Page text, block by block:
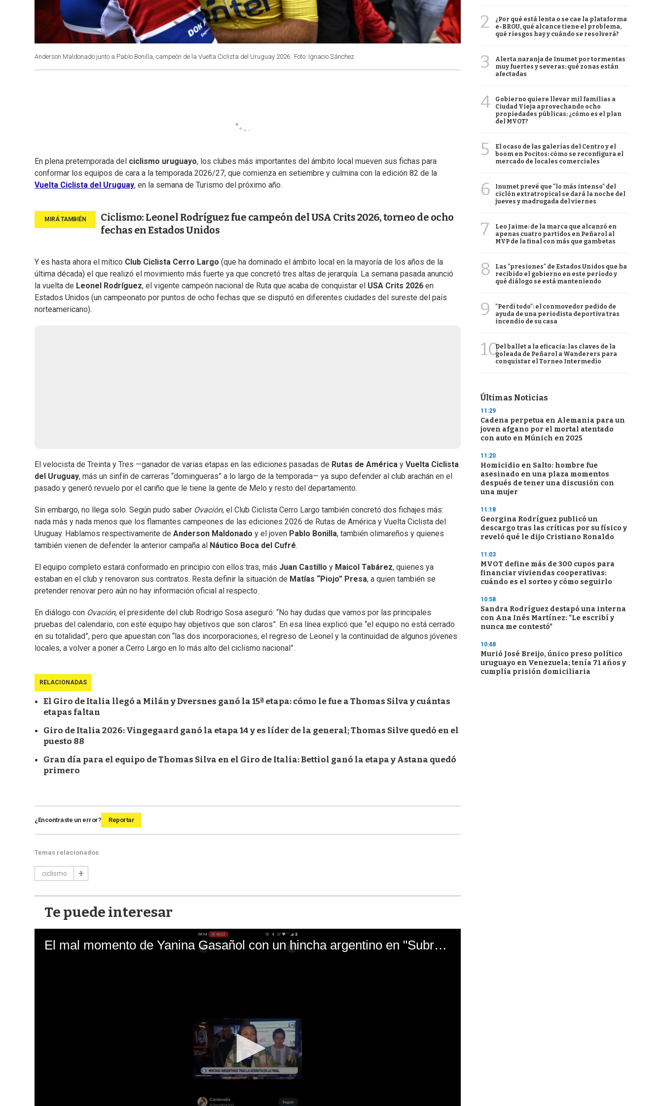
Anderson Maldonado junto a Pablo Bonilla, campeón de la Vuelta Ciclista del Uruguay 2026. Foto: Ignacio Sánchez
En plena pretemporada del ciclismo uruguayo, los clubes más importantes del ámbito local mueven sus fichas para
conformar los equipos de cara a la temporada 2026/27, que comienza en setiembre y culmina con la edición 82 de la
Vuelta Ciclista del Uruguay, en la semana de Turismo del próximo año.
Ciclismo: Leonel Rodríguez fue campeón del USA Crits 2026, torneo de ocho
fechas en Estados Unidos
Y es hasta ahora el mítico Club Ciclista Cerro Largo (que ha dominado el ámbito local en la mayoría de los años de la
última década) el que realizó el movimiento más fuerte ya que concretó tres altas de jerarquía. La semana pasada anunció
la vuelta de Leonel Rodríguez, el vigente campeón nacional de Ruta que acaba de conquistar el USA Crits 2026 en
Estados Unidos (un campeonato por puntos de ocho fechas que se disputó en diferentes ciudades del sureste del país
norteamericano).
El velocista de Treinta y Tres —ganador de varias etapas en las ediciones pasadas de Rutas de América y Vuelta Ciclista
del Uruguay, más un sinfín de carreras “domingueras” a lo largo de la temporada— ya supo defender al club arachán en el
pasado y generó revuelo por el cariño que le tiene la gente de Melo y resto del departamento.
Sin embargo, no llega solo. Según pudo saber Ovación, el Club Ciclista Cerro Largo también concretó dos fichajes más:
nada más y nada menos que los flamantes campeones de las ediciones 2026 de Rutas de América y Vuelta Ciclista del
Uruguay. Hablamos respectivamente de Anderson Maldonado y el joven Pablo Bonilla, también olimareños y quienes
también vienen de defender la anterior campaña al Náutico Boca del Cufré.
El equipo completo estará conformado en principio con ellos tras, más Juan Castillo y Maicol Tabárez, quienes ya
estaban en el club y renovaron sus contratos. Resta definir la situación de Matías “Piojo” Presa, a quien también se
pretender renovar pero aún no hay información oficial al respecto.
En diálogo con Ovación, el presidente del club Rodrigo Sosa aseguró: “No hay dudas que vamos por las principales
pruebas del calendario, con este equipo hay objetivos que son claros”. En esa línea explicó que “el equipo no está cerrado
en su totalidad”, pero que apuestan con “las dos incorporaciones, el regreso de Leonel y la continuidad de algunos jóvenes
locales, a volver a poner a Cerro Largo en lo más alto del ciclismo nacional”.
RELACIONADAS
El Giro de Italia llegó a Milán y Dversnes ganó la 15ª etapa: cómo le fue a Thomas Silva y cuántas
etapas faltan
Giro de Italia 2026: Vingegaard ganó la etapa 14 y es líder de la general; Thomas Silve quedó en el
puesto 88
Gran día para el equipo de Thomas Silva en el Giro de Italia: Bettiol ganó la etapa y Astana quedó
primero
¿Encontraste un error? Reportar
Temas relacionados
ciclismo
Te puede interesar
El mal momento de Yanina Gasañol con un hincha argentino en "Subrayado"
2
¿Por qué está lenta o se cae la plataforma
e-BROU, qué alcance tiene el problema,
qué riesgos hay y cuándo se resolverá?
3
Alerta naranja de Inumet por tormentas
muy fuertes y severas: qué zonas están
afectadas
4
Gobierno quiere llevar mil familias a
Ciudad Vieja aprovechando ocho
propiedades públicas: ¿cómo es el plan
del MVOT?
5
El ocaso de las galerías del Centro y el
boom en Pocitos: cómo se reconfigura el
mercado de locales comerciales
6
Inumet prevé que "lo más intenso" del
ciclón extratropical se dará la noche del
jueves y madrugada del viernes
7
Leo Jaime: de la marca que alcanzó en
apenas cuatro partidos en Peñarol al
MVP de la final con más que gambetas
8
Las "presiones" de Estados Unidos que ha
recibido el gobierno en este período y
qué diálogo se está manteniendo
9
"Perdí todo": el conmovedor pedido de
ayuda de una periodista deportiva tras
incendio de su casa
10Del ballet a la eficacia: las claves de la
goleada de Peñarol a Wanderers para
conquistar el Torneo Intermedio
Últimas Noticias
11:29
Cadena perpetua en Alemania para un
joven afgano por el mortal atentado
con auto en Múnich en 2025
11:20
Homicidio en Salto: hombre fue
asesinado en una plaza momentos
después de tener una discusión con
una mujer
11:18
Georgina Rodríguez publicó un
descargo tras las críticas por su físico y
reveló qué le dijo Cristiano Ronaldo
11:03
MVOT define más de 300 cupos para
financiar viviendas cooperativas:
cuándo es el sorteo y cómo seguirlo
10:58
Sandra Rodríguez destapó una interna
con Ana Inés Martínez: "Le escribí y
nunca me contestó"
10:48
Murió José Breijo, único preso político
uruguayo en Venezuela; tenía 71 años y
cumplía prisión domiciliaria